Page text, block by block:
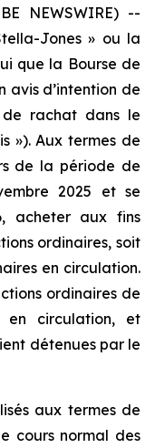
NEWSWIRE) --
Jones » ou la
que la Bourse de
avis d’intention de
rachat dans le
»). Aux termes de
de la période de
2025 et se
acheter aux fins
ordinaires, soit
en circulation.
ordinaires de
en circulation, et
détenues par le
aux termes de
cours normal des